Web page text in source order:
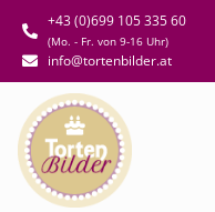
+43 (0)699 105 335 60
(Mo. - Fr. von 9-16 Uhr)
info@tortenbilder.at